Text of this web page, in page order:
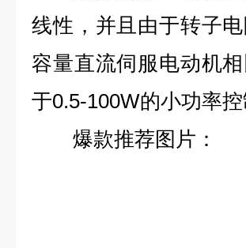
线性，并且由于转子
容量直流伺服电动机
于0.5-100W的小功率控
爆款推荐图片：